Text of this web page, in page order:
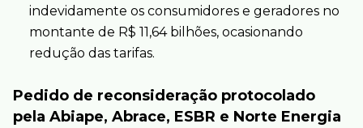
indevidamente os consumidores e geradores no
montante de R$ 11,64 bilhões, ocasionando
redução das tarifas.
Pedido de reconsideração protocolado
pela Abiape, Abrace, ESBR e Norte Energia